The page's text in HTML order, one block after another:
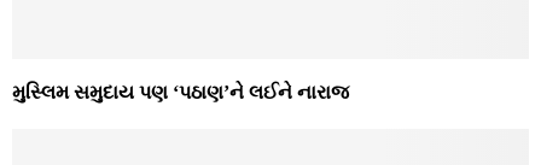
મુસ્લિમ સમુદાય પણ ‘પઠાણ’ને લઈને નારાજ